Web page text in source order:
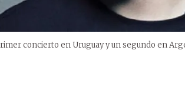
concierto en Uruguay y un segundo en